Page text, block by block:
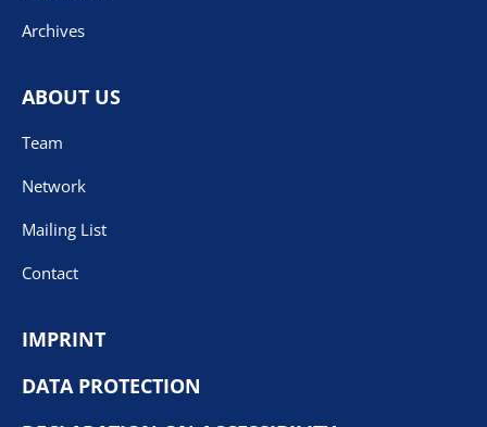
Archives
ABOUT US
Team
Network
Mailing List
Contact
IMPRINT
DATA PROTECTION